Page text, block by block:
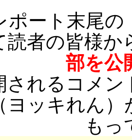
ポート末尾の
読者の皆様か
部を公
されるコメン
ヨッキれん
もっ